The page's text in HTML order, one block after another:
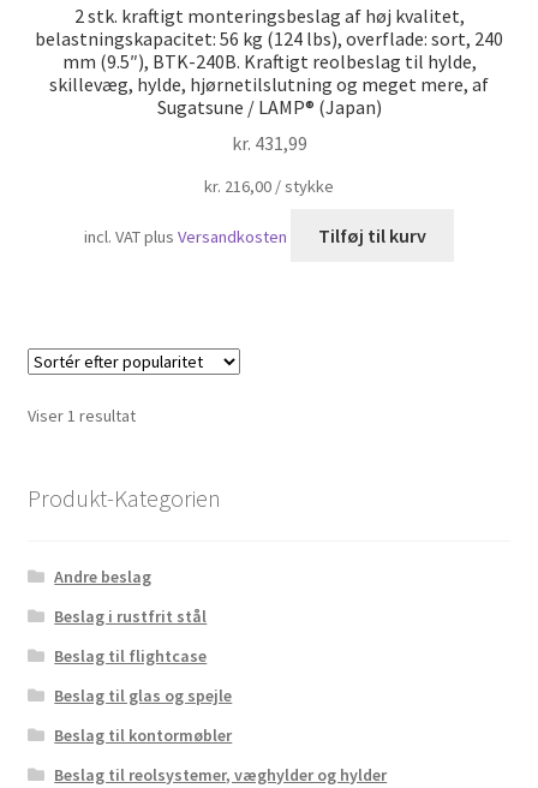
2 stk. kraftigt monteringsbeslag af høj kvalitet,
belastningskapacitet: 56 kg (124 lbs), overflade: sort, 240
mm (9.5″), BTK-240B. Kraftigt reolbeslag til hylde,
skillevæg, hylde, hjørnetilslutning og meget mere, af
Sugatsune / LAMP® (Japan)
kr. 431,99
kr. 216,00 /stykke
incl. VATplusVersandkosten Tilføj til kurv
Viser 1 resultat
Produkt-Kategorien
Andre beslag
Beslag i rustfrit stål
Beslag til flightcase
Beslag til glas og spejle
Beslag til kontormøbler
Beslag til reolsystemer, væghylder og hylder